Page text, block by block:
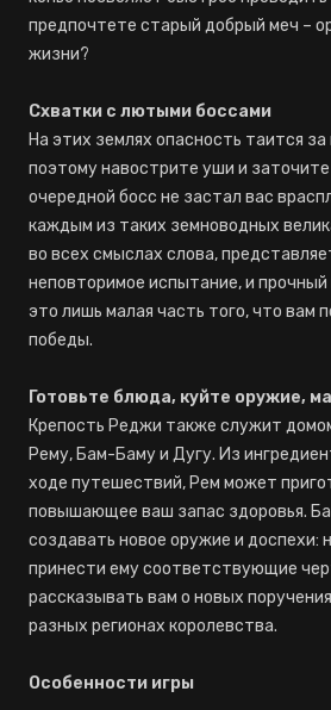
предпочтете старый добрый меч –
жизни?
Схватки с лютыми боссами
На этих землях опасность таится
поэтому навострите уши и
очередной босс не застал вас
каждым из таких земноводных
во всех смыслах слова,
неповторимое испытание, и
это лишь малая часть того, что вам
победы.
Готовьте блюда, куйте оружие,
Крепость Реджи также служит
Рему, Бам-Баму и Дугу. Из
ходе путешествий, Рем может
повышающее ваш запас здоровья.
создавать новое оружие и доспехи:
принести ему соответствующие
рассказывать вам о новых
разных регионах королевства.
Особенности игры